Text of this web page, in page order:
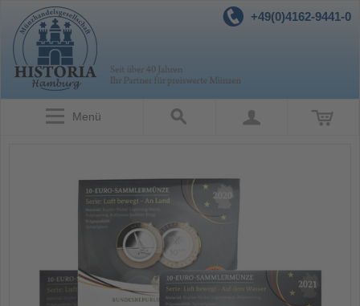
+49(0)4162-9441-0
Menü